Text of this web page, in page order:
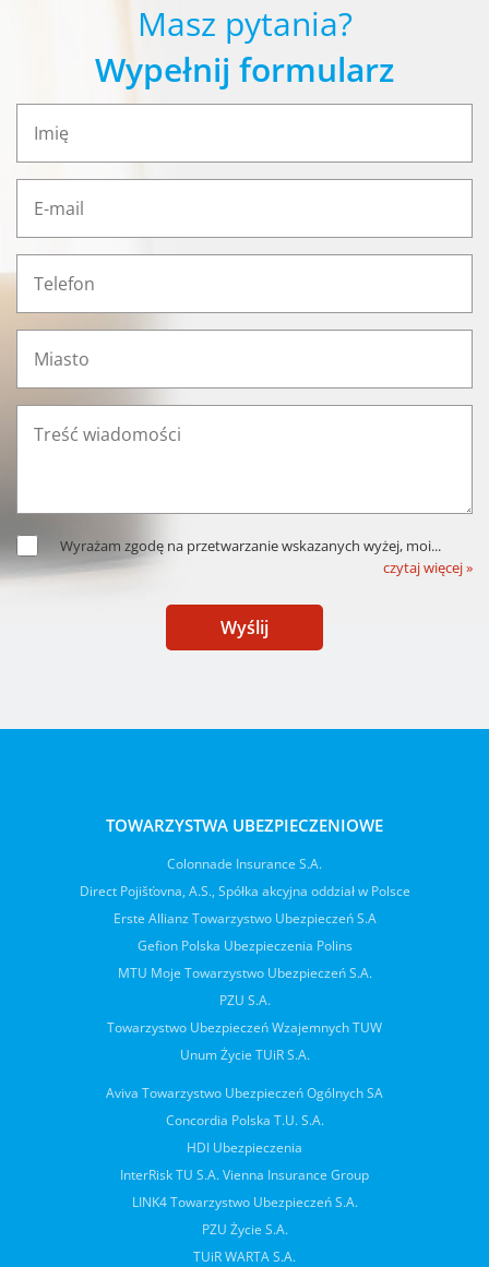
Masz pytania?
Wypełnij formularz
Wyrażam zgodę na przetwarzanie wskazanych wyżej, moi...
czytaj więcej »
Wyślij
TOWARZYSTWA UBEZPIECZENIOWE
Colonnade Insurance S.A.
Direct Pojišťovna, A.S., Spółka akcyjna oddział w Polsce
Erste Allianz Towarzystwo Ubezpieczeń S.A
Gefion Polska Ubezpieczenia Polins
MTU Moje Towarzystwo Ubezpieczeń S.A.
PZU S.A.
Towarzystwo Ubezpieczeń Wzajemnych TUW
Unum Życie TUiR S.A.
Aviva Towarzystwo Ubezpieczeń Ogólnych SA
Concordia Polska T.U. S.A.
HDI Ubezpieczenia
InterRisk TU S.A. Vienna Insurance Group
LINK4 Towarzystwo Ubezpieczeń S.A.
PZU Życie S.A.
TUiR WARTA S.A.